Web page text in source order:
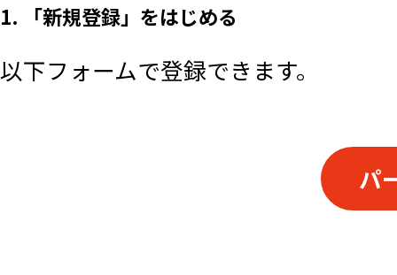
1. 「新規登録」をはじめる
以下フォームで登録できます。
パ